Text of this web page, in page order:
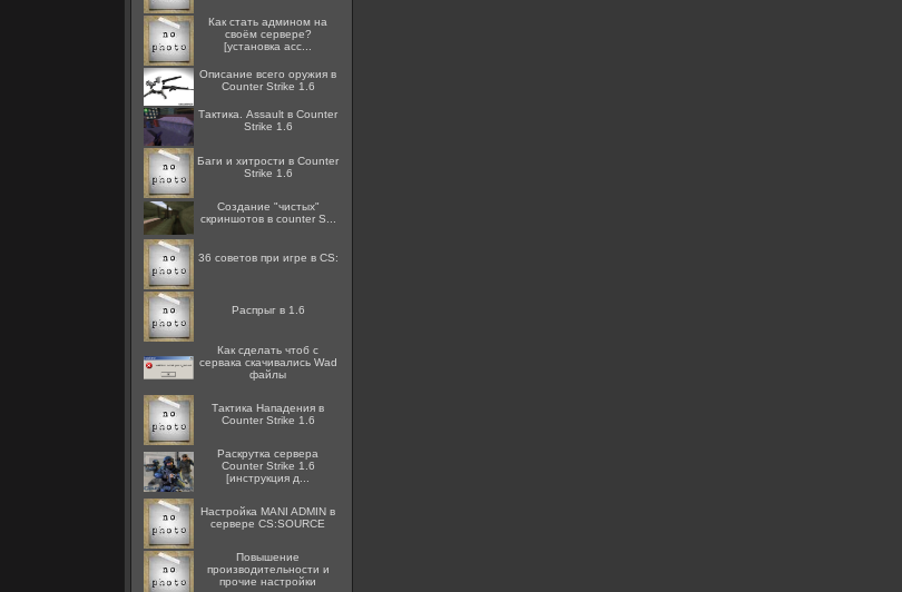
Как стать админом на
своём сервере?
[установка acc...
Описание всего оружия в
Counter Strike 1.6
Тактика. Assault в Counter
Strike 1.6
Баги и хитрости в Counter
Strike 1.6
Создание "чистых"
скриншотов в counter S...
36 советов при игре в CS:
Распрыг в 1.6
Как сделать чтоб с
сервака скачивались Wad
файлы
Тактика Нападения в
Counter Strike 1.6
Раскрутка сервера
Counter Strike 1.6
[инструкция д...
Настройка MANI ADMIN в
сервере CS:SOURCE
Повышение
производительности и
прочие настройки